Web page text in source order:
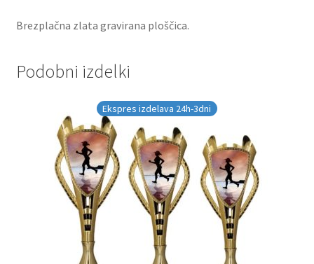
Brezplačna zlata gravirana ploščica.
Podobni izdelki
Ekspres izdelava 24h-3dni